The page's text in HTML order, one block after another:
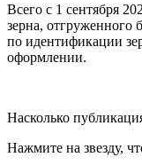
Всего с 1 сентября
зерна, отгруженного
по идентификации
оформлении.
Насколько
Нажмите на звезду,